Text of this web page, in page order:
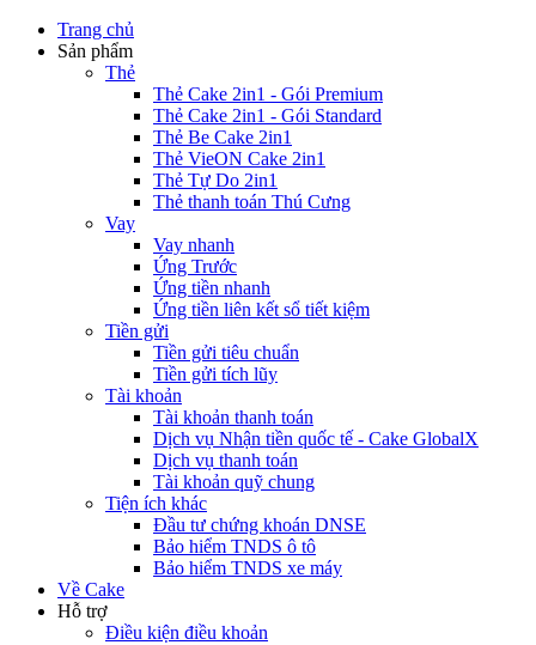
Trang chủ
Sản phẩm
Thẻ
Thẻ Cake 2in1 - Gói Premium
Thẻ Cake 2in1 - Gói Standard
Thẻ Be Cake 2in1
Thẻ VieON Cake 2in1
Thẻ Tự Do 2in1
Thẻ thanh toán Thú Cưng
Vay
Vay nhanh
Ứng Trước
Ứng tiền nhanh
Ứng tiền liên kết sổ tiết kiệm
Tiền gửi
Tiền gửi tiêu chuẩn
Tiền gửi tích lũy
Tài khoản
Tài khoản thanh toán
Dịch vụ Nhận tiền quốc tế - Cake GlobalX
Dịch vụ thanh toán
Tài khoản quỹ chung
Tiện ích khác
Đầu tư chứng khoán DNSE
Bảo hiểm TNDS ô tô
Bảo hiểm TNDS xe máy
Về Cake
Hỗ trợ
Điều kiện điều khoản